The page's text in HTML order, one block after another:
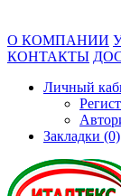
О КОМПАНИИ
КОНТАКТЫ
Личный
Закладки (0)